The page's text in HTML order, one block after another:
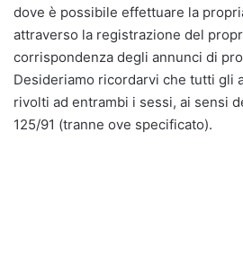
dove è possibile effettuare la
attraverso la registrazione del
corrispondenza degli annunci di
Desideriamo ricordarvi che tutti gli
rivolti ad entrambi i sessi, ai sensi
125/91 (tranne ove specificato).